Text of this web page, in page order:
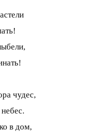
чудес,
в дом,